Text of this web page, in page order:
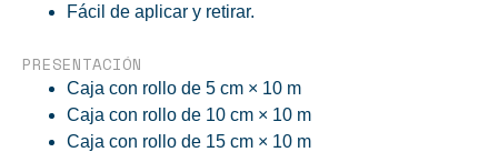
Fácil de aplicar y retirar.
PRESENTACIÓN
Caja con rollo de 5 cm × 10 m
Caja con rollo de 10 cm × 10 m
Caja con rollo de 15 cm × 10 m